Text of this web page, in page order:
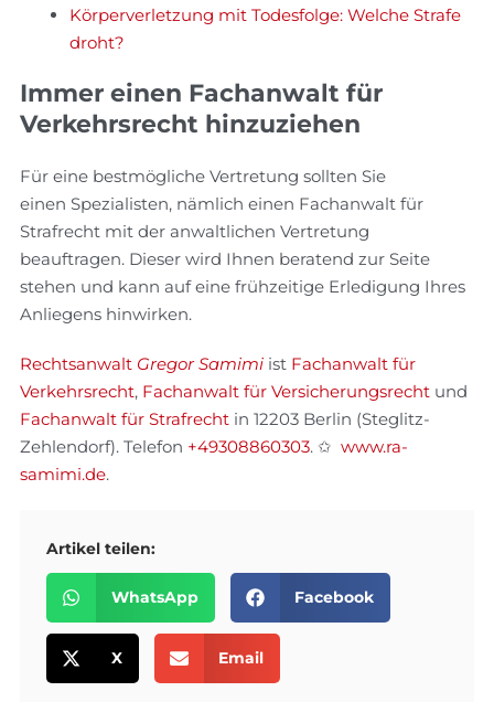
Körperverletzung mit Todesfolge: Welche Strafe
droht?
Immer einen Fachanwalt für
Verkehrsrecht hinzuziehen
Für eine bestmögliche Vertretung sollten Sie
einen Spezialisten, nämlich einen Fachanwalt für
Strafrecht mit der anwaltlichen Vertretung
beauftragen. Dieser wird Ihnen beratend zur Seite
stehen und kann auf eine frühzeitige Erledigung Ihres
Anliegens hinwirken.
Rechtsanwalt Gregor Samimi ist Fachanwalt für
Verkehrsrecht, Fachanwalt für Versicherungsrecht und
Fachanwalt für Strafrecht in 12203 Berlin (Steglitz-
Zehlendorf). Telefon +49308860303. ✩www.ra-
samimi.de.
Artikel teilen:
WhatsApp Facebook
X Email